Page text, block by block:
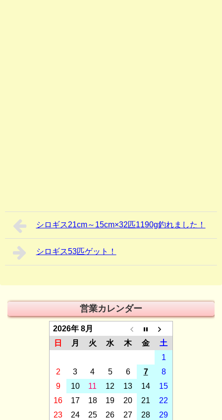
シロギス21cm～15cm×32匹1190g釣れました！
シロギス53匹ゲット！
営業カレンダー
2026年 8月
日
月 火 水 木 金
土
1
2
3 4 5 6 7
8
9
10 11 12 13 14
15
16
17 18 19 20 21
22
23
24 25 26 27 28
29